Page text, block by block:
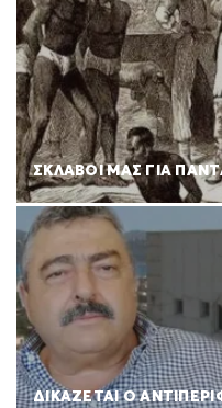
ΣΚΛΑΒΟΙ ΜΑΣ ΓΙΑ
ΔΙΚΑΖΕΤΑΙ Ο